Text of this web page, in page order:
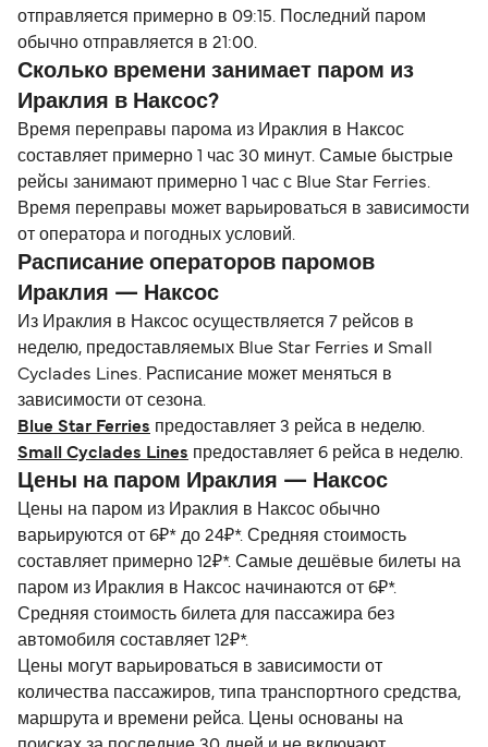
отправляется примерно в 09:15. Последний паром
обычно отправляется в 21:00.
Сколько времени занимает паром из
Ираклия в Наксос?
Время переправы парома из Ираклия в Наксос
составляет примерно 1 час 30 минут. Самые быстрые
рейсы занимают примерно 1 час с Blue Star Ferries.
Время переправы может варьироваться в зависимости
от оператора и погодных условий.
Расписание операторов паромов
Ираклия — Наксос
Из Ираклия в Наксос осуществляется 7 рейсов в
неделю, предоставляемых Blue Star Ferries и Small
Cyclades Lines. Расписание может меняться в
зависимости от сезона.
Blue Star Ferries предоставляет 3 рейса в неделю.
Small Cyclades Lines предоставляет 6 рейса в неделю.
Цены на паром Ираклия — Наксос
Цены на паром из Ираклия в Наксос обычно
варьируются от 6₽* до 24₽*. Средняя стоимость
составляет примерно 12₽*. Самые дешёвые билеты на
паром из Ираклия в Наксос начинаются от 6₽*.
Средняя стоимость билета для пассажира без
автомобиля составляет 12₽*.
Цены могут варьироваться в зависимости от
количества пассажиров, типа транспортного средства,
маршрута и времени рейса. Цены основаны на